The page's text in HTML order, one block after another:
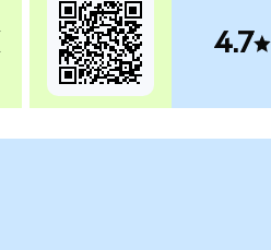
4.7